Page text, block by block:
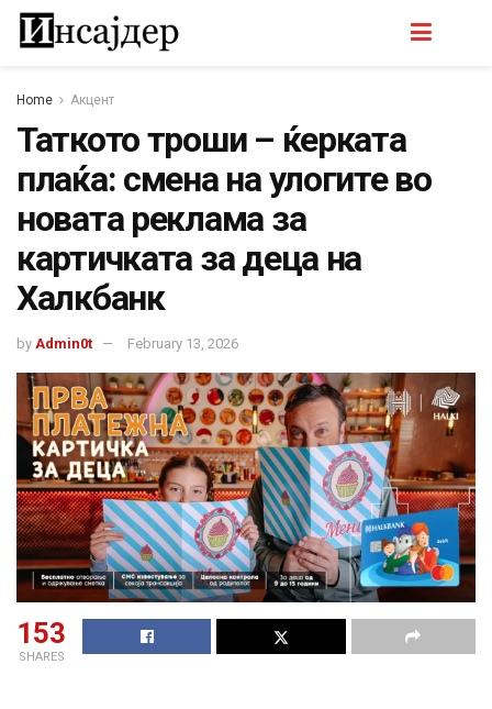
Home Акцент
Таткото троши – ќерката
плаќа: смена на улогите во
новата реклама за
картичката за деца на
Халкбанк
by Admin0t February 13, 2026
153
SHARES